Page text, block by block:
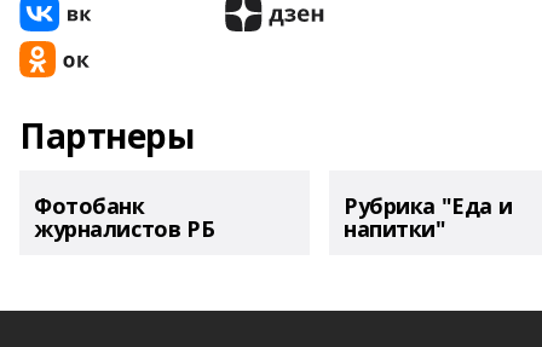
Партнеры
Фотобанк
журналистов РБ
Рубрика "Еда и
напитки"